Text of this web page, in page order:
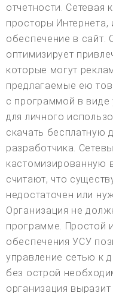
отчетности.
просторы
обеспечение в сайт.
оптимизирует
которые могут
предлагаемые ею
с программой в виде
для личного
скачать бесплатную
разработчика.
кастомизированную
считают, что
недостаточен или
Организация не
программе. Простой
обеспечения УСУ
управление сетью к
без острой
организация